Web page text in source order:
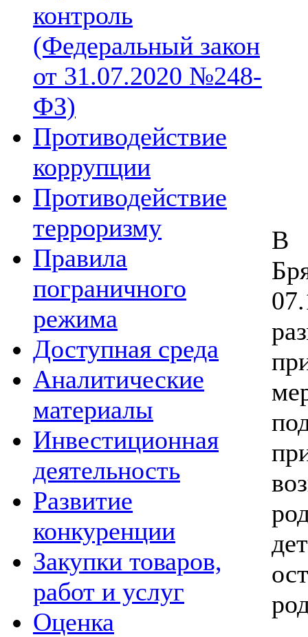
контроль
(Федеральный закон
от 31.07.2020 №248-
ФЗ)
Противодействие
коррупции
Противодействие
терроризму
Правила
пограничного
режима
Доступная среда
Аналитические
материалы
Инвестиционная
деятельность
Развитие
конкуренции
Закупки товаров,
работ и услуг
Оценка
В